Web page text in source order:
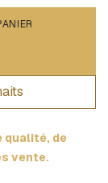
qualité, de
vente.